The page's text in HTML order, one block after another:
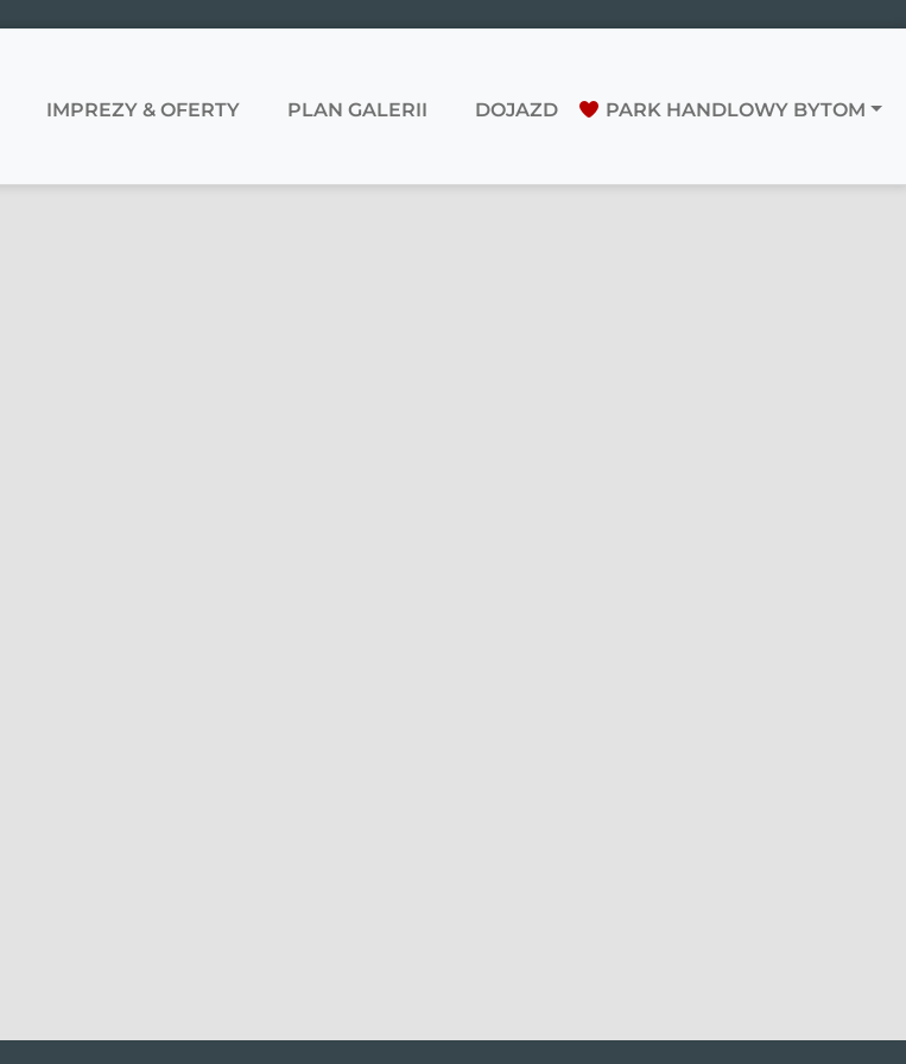
IMPREZY & OFERTY PLAN GALERII DOJAZD PARK HANDLOWY BYTOM